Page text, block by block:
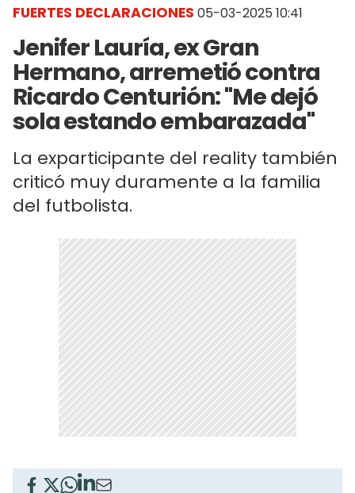
FUERTES DECLARACIONES 05-03-2025 10:41
Jenifer Lauría, ex Gran
Hermano, arremetió contra
Ricardo Centurión: "Me dejó
sola estando embarazada"
La exparticipante del reality también
criticó muy duramente a la familia
del futbolista.